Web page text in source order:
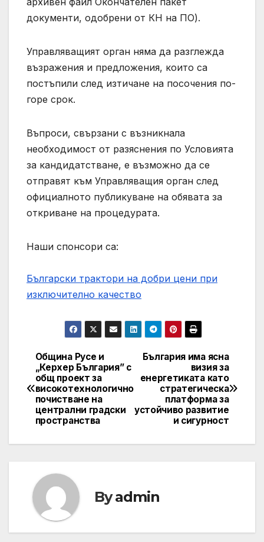
документи, одобрени от КН на ПО).
Управляващият орган няма да разглежда
възражения и предложения, които са
постъпили след изтичане на посочения по-
горе срок.
Въпроси, свързани с възникнала
необходимост от разяснения по Условията
за кандидатстване, е възможно да се
отправят към Управляващия орган след
официалното публикуване на обявата за
откриване на процедурата.
Наши спонсори са:
Български трактори на добри цени при
изключително качество
Post
navigation
България има ясна
визия за
енергетиката като
стратегическа
платформа за
устойчиво развитие
и сигурност
Община Русе и
„Керхер България” с
общ проект за
високотехнологично
почистване на
централни градски
пространства
Byadmin